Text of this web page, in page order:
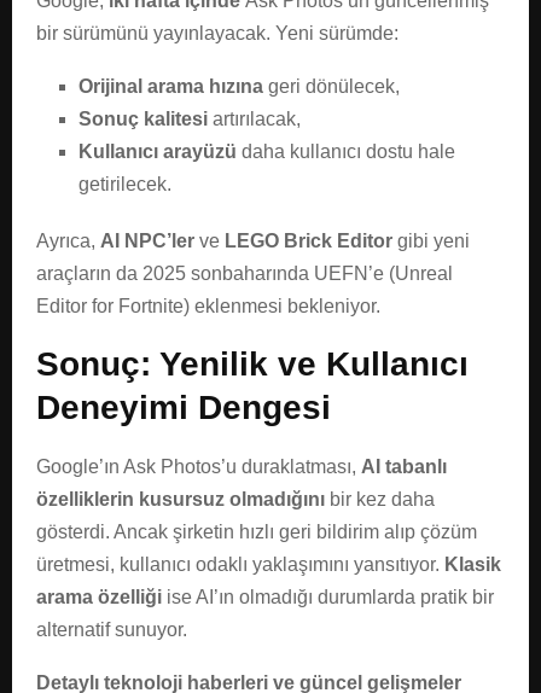
bir sürümünü yayınlayacak. Yeni sürümde:
Orijinal arama hızına geri dönülecek,
Sonuç kalitesi artırılacak,
Kullanıcı arayüzü daha kullanıcı dostu hale
getirilecek.
Ayrıca, AI NPC’ler ve LEGO Brick Editor gibi yeni
araçların da 2025 sonbaharında UEFN’e (Unreal
Editor for Fortnite) eklenmesi bekleniyor.
Sonuç: Yenilik ve Kullanıcı
Deneyimi Dengesi
Google’ın Ask Photos’u duraklatması, AI tabanlı
özelliklerin kusursuz olmadığını bir kez daha
gösterdi. Ancak şirketin hızlı geri bildirim alıp çözüm
üretmesi, kullanıcı odaklı yaklaşımını yansıtıyor. Klasik
arama özelliği ise AI’ın olmadığı durumlarda pratik bir
alternatif sunuyor.
Detaylı teknoloji haberleri ve güncel gelişmeler